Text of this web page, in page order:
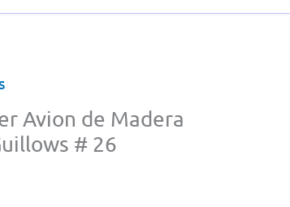
Avion de Madera
# 26